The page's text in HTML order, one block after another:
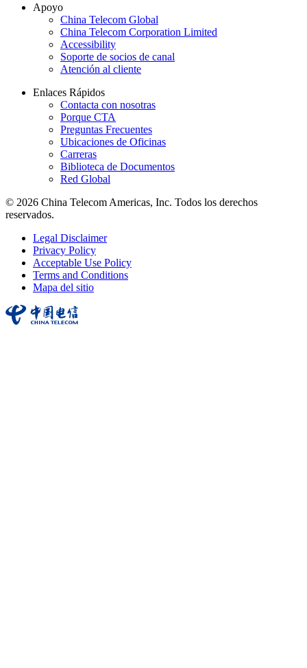
Apoyo
China Telecom Global
China Telecom Corporation Limited
Accessibility
Soporte de socios de canal
Atención al cliente
Enlaces Rápidos
Contacta con nosotras
Porque CTA
Preguntas Frecuentes
Ubicaciones de Oficinas
Carreras
Biblioteca de Documentos
Red Global
© 2026 China Telecom Americas, Inc. Todos los derechos
reservados.
Legal Disclaimer
Privacy Policy
Acceptable Use Policy
Terms and Conditions
Mapa del sitio